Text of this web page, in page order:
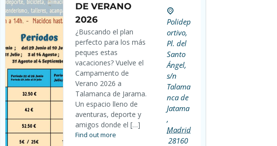
DE VERANO
2026
¿Buscando el plan
perfecto para los más
peques estas
vacaciones? Vuelve el
Campamento de
Verano 2026 a
Talamanca de Jarama.
Un espacio lleno de
aventuras, deporte y
amigos donde el […]
Find out more
Polidep
ortivo,
Pl. del
Santo
Ángel,
s/n
Talama
nca de
Jatama
,
Madrid
28160